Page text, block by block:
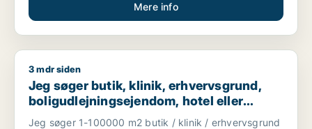
Mere info
Jeg søger butik, klinik, erhvervsgrund,
3 mdr siden
Jeg søger butik, klinik, erhvervsgrund,
boligudlejningsejendom, hotel eller
garage til salg i Storkøbenhavn
Jeg søger 1-100000 m2 butik / klinik / erhvervsgrund